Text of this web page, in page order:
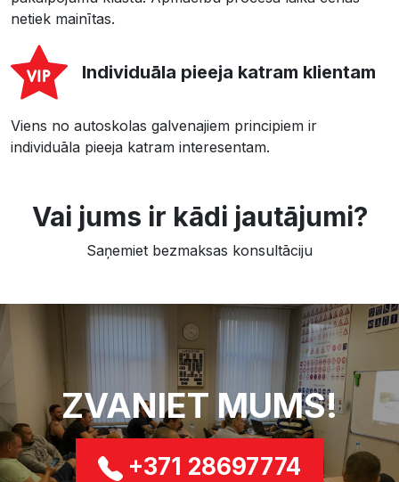
netiek mainītas.
Individuāla pieeja katram klientam
Viens no autoskolas galvenajiem principiem ir
individuāla pieeja katram interesentam.
Vai jums ir kādi jautājumi?
Saņemiet bezmaksas konsultāciju
ZVANIET MUMS!
+371 28697774